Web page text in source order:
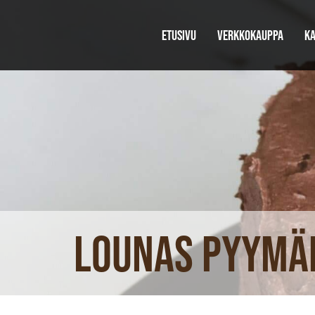
ETUSIVU VERKKOKAUPPA
Lounas